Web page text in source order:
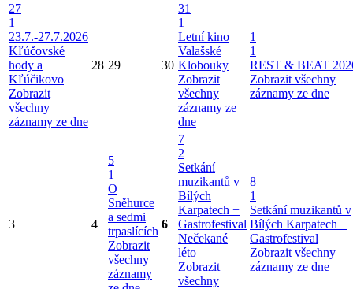
27
1
23.7.-27.7.2026
Kľúčovské
hody a
Kľúčikovo
Zobrazit
všechny
záznamy ze dne
28 29 30
31
1
Letní kino
Valašské
Klobouky
Zobrazit
všechny
záznamy ze
dne
1
1
REST & BEAT
Zobrazit všechny
záznamy ze dne
3 4
5
1
O
Sněhurce
a sedmi
trpaslících
Zobrazit
všechny
záznamy
6
7
2
Setkání
muzikantů v
Bílých
Karpatech +
Gastrofestival
Nečekané
léto
Zobrazit
všechny
8
1
Setkání muzikantů v
Bílých Karpatech +
Gastrofestival
Zobrazit všechny
záznamy ze dne